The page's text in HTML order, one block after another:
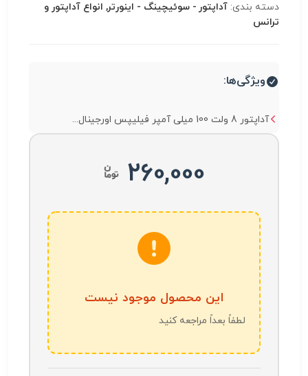
دسته بندی: آداپتور - سوئیچینگ - اینورتر, انواع آداپتور و
ترانس
ویژگی‌ها:
آداپتور 8 ولت 100 میلی آمپر فیلیپس اورجینال...
260,000
این محصول موجود نیست
لطفاً بعداً مراجعه کنید